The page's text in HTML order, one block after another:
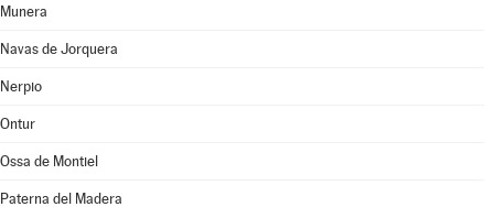
Munera
Navas de Jorquera
Nerpio
Ontur
Ossa de Montiel
Paterna del Madera